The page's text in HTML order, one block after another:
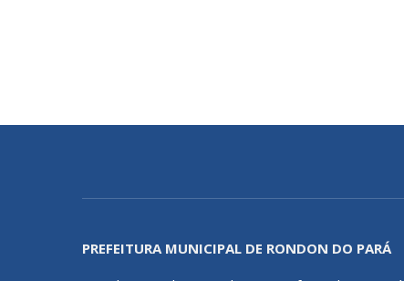
PREFEITURA MUNICIPAL DE RONDON DO PARÁ